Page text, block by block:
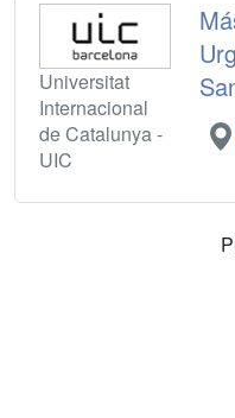
Universitat
Internacional
de Catalunya -
UIC